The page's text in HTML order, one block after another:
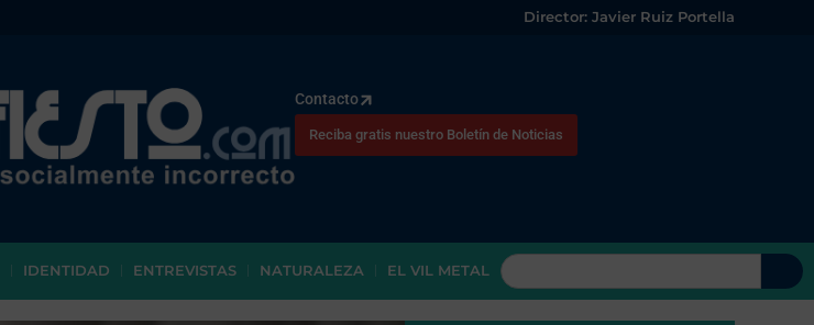
Director: Javier Ruiz Portella
Contacto
Reciba gratis nuestro Boletín de Noticias
IDENTIDAD ENTREVISTAS NATURALEZA EL VIL METAL